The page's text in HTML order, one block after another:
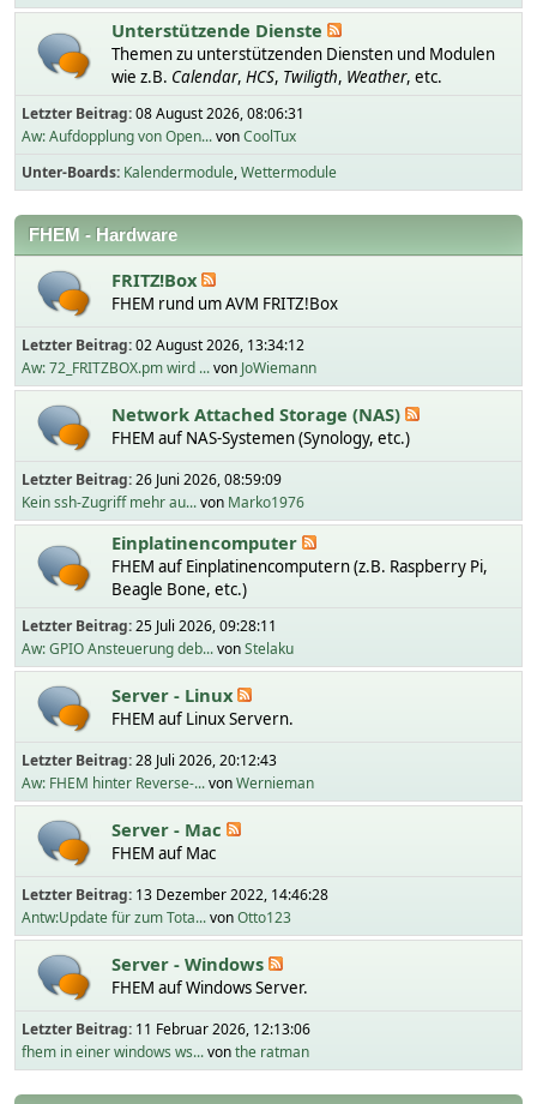
Unterstützende Dienste
Themen zu unterstützenden Diensten und Modulen
wie z.B. Calendar, HCS, Twiligth, Weather, etc.
Letzter Beitrag:08 August 2026, 08:06:31
Aw: Aufdopplung von Open...vonCoolTux
Unter-Boards Kalendermodule Wettermodule
FHEM - Hardware
FRITZ!Box
FHEM rund um AVM FRITZ!Box
Letzter Beitrag:02 August 2026, 13:34:12
Aw: 72_FRITZBOX.pm wird ...von JoWiemann
Network Attached Storage (NAS)
FHEM auf NAS-Systemen (Synology, etc.)
Letzter Beitrag:26 Juni 2026, 08:59:09
Kein ssh-Zugriff mehr au...von Marko1976
Einplatinencomputer
FHEM auf Einplatinencomputern (z.B. Raspberry Pi,
Beagle Bone, etc.)
Letzter Beitrag:25 Juli 2026, 09:28:11
Aw: GPIO Ansteuerung deb...vonStelaku
Server - Linux
FHEM auf Linux Servern.
Letzter Beitrag:28 Juli 2026, 20:12:43
Aw: FHEM hinter Reverse-...vonWernieman
Server - Mac
FHEM auf Mac
Letzter Beitrag: 13 Dezember 2022, 14:46:28
Antw:Update für zum Tota...vonOtto123
Server - Windows
FHEM auf Windows Server.
Letzter Beitrag: 11 Februar 2026, 12:13:06
fhem in einer windows ws...vonthe ratman